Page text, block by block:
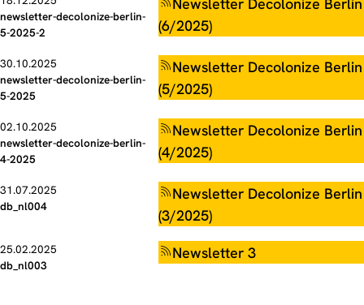
newsletter-decolonize-berlin-
5-2025-2
(6/2025)
30.10.2025
newsletter-decolonize-berlin-
5-2025
Newsletter Decolonize Berlin
(5/2025)
02.10.2025
newsletter-decolonize-berlin-
4-2025
Newsletter Decolonize Berlin
(4/2025)
31.07.2025
db_nl004
Newsletter Decolonize Berlin
(3/2025)
25.02.2025
db_nl003
Newsletter 3